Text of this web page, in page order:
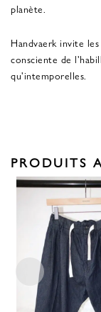
planète.
Handvaerk invite
consciente de
qu'intemporelles.
PRODUITS